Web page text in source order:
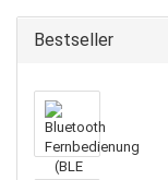
Bestseller